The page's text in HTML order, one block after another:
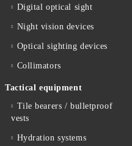
Digital optical sight
Night vision devices
Optical sighting devices
Collimators
Tactical equipment
Tile bearers / bulletproof
vests
Hydration systems